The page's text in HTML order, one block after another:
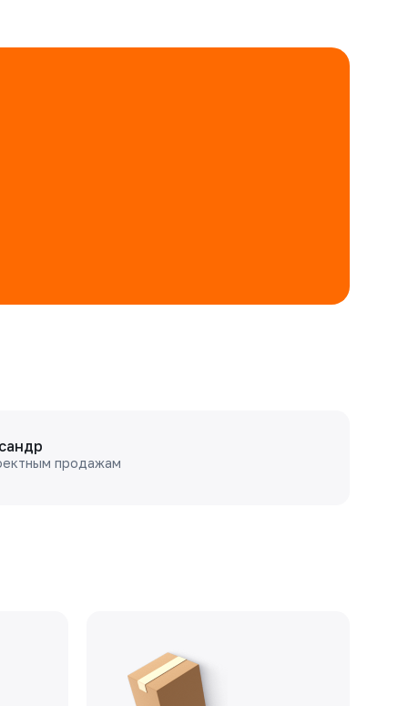
продажам